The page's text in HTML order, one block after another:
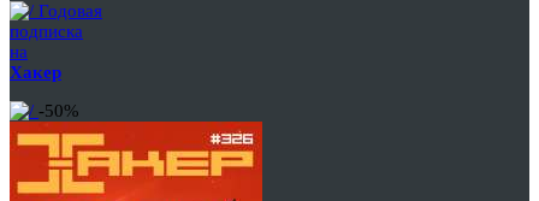
Годовая
подписка
на
Хакер
-50%